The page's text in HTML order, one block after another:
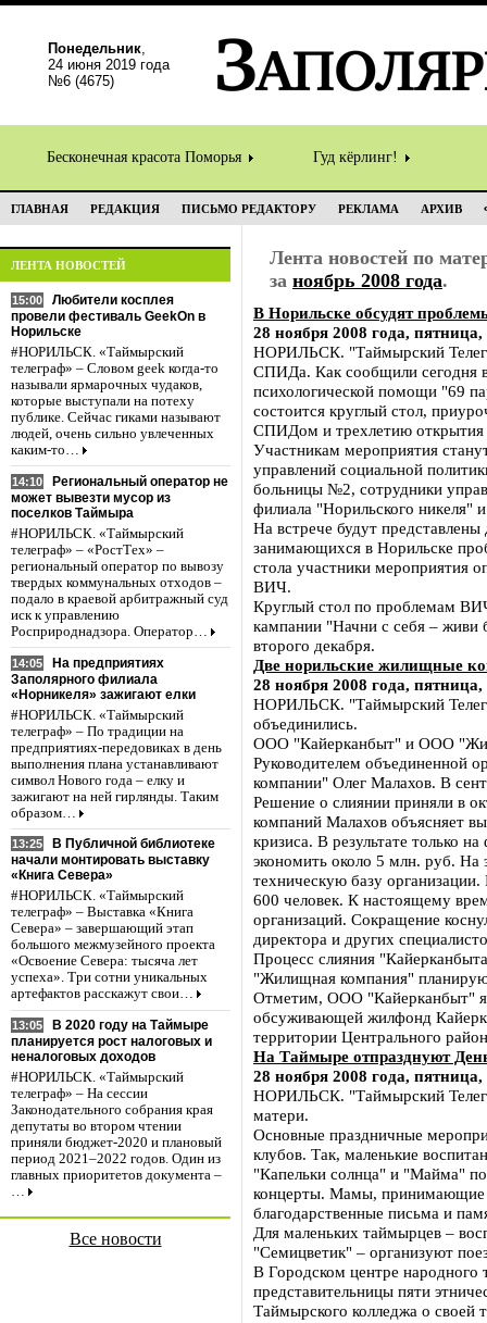
Понедельник,
24 июня 2019 года
№6 (4675)
Бесконечная красота Поморья Гуд кёрлинг!
ГЛАВНАЯ РЕДАКЦИЯ ПИСЬМО РЕДАКТОРУ РЕКЛАМА АРХИВ
ЛЕНТА НОВОСТЕЙ
15:00
Любители косплея
провели фестиваль GeekOn в
Норильске
#НОРИЛЬСК. «Таймырский
телеграф» – Словом geek когда-то
называли ярмарочных чудаков,
которые выступали на потеху
публике. Сейчас гиками называют
людей, очень сильно увлеченных
каким-то…
14:10
Региональный оператор не
может вывезти мусор из
поселков Таймыра
#НОРИЛЬСК. «Таймырский
телеграф» – «РостТех» –
региональный оператор по вывозу
твердых коммунальных отходов –
подало в краевой арбитражный суд
иск к управлению
Росприроднадзора. Оператор…
14:05
На предприятиях
Заполярного филиала
«Норникеля» зажигают елки
#НОРИЛЬСК. «Таймырский
телеграф» – По традиции на
предприятиях-передовиках в день
выполнения плана устанавливают
символ Нового года – елку и
зажигают на ней гирлянды. Таким
образом…
13:25
В Публичной библиотеке
начали монтировать выставку
«Книга Севера»
#НОРИЛЬСК. «Таймырский
телеграф» – Выставка «Книга
Севера» – завершающий этап
большого межмузейного проекта
«Освоение Севера: тысяча лет
успеха». Три сотни уникальных
артефактов расскажут свои…
13:05
В 2020 году на Таймыре
планируется рост налоговых и
неналоговых доходов
#НОРИЛЬСК. «Таймырский
телеграф» – На сессии
Законодательного собрания края
депутаты во втором чтении
приняли бюджет-2020 и плановый
период 2021–2022 годов. Один из
главных приоритетов документа –
…
Все новости
Лента новостей по
за ноябрь 2008 года.
В Норильске обсудят
28 ноября 2008 года, пятница,
НОРИЛЬСК. "Таймырский
СПИДа. Как сообщили сегодня
психологической помощи "69
состоится круглый стол,
СПИДом и трехлетию открытия
Участникам мероприятия
управлений социальной
больницы №2, сотрудники
филиала "Норильского никеля"
На встрече будут
занимающихся в Норильске
стола участники мероприятия
ВИЧ.
Круглый стол по проблемам
кампании "Начни с себя – живи
второго декабря.
Две норильские жилищные
28 ноября 2008 года, пятница,
НОРИЛЬСК. "Таймырский
объединились.
ООО "Кайерканбыт" и ООО
Руководителем объединенной
компании" Олег Малахов. В
Решение о слиянии приняли в
компаний Малахов объясняет
кризиса. В результате только
экономить около 5 млн. руб. На
техническую базу
600 человек. К настоящему
организаций. Сокращение
директора и других
Процесс слияния
"Жилищная компания"
Отметим, ООО "Кайерканбыт"
обсуживающей жилфонд
территории Центрального
На Таймыре отпразднуют
28 ноября 2008 года, пятница,
НОРИЛЬСК. "Таймырский
матери.
Основные праздничные
клубов. Так, маленькие
"Капельки солнца" и "Майма"
концерты. Мамы, принимающие
благодарственные письма и
Для маленьких таймырцев –
"Семицветик" – организуют
В Городском центре народного
представительницы пяти
Таймырского колледжа о своей